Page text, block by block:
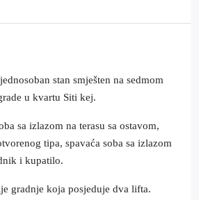
stan smješten na sedmom
u kvartu Siti kej.
sa izlazom na terasu sa ostavom,
tipa, spavaća soba sa izlazom
i kupatilo.
gradnje koja posjeduje dva lifta.